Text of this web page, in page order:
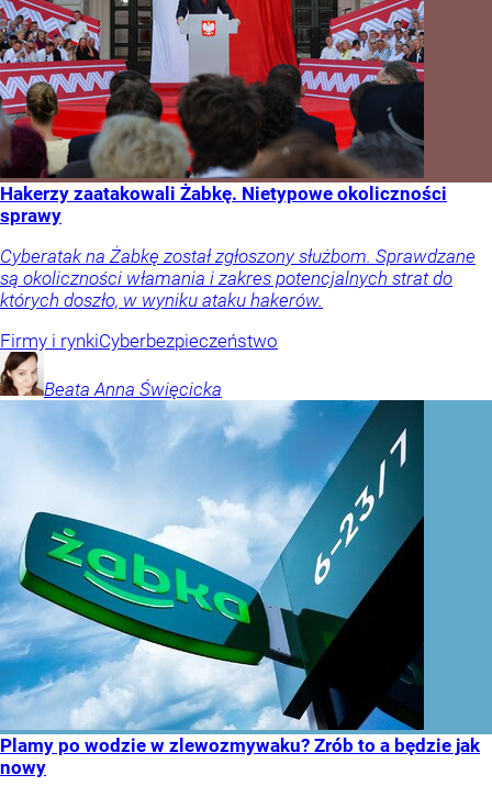
Hakerzy zaatakowali Żabkę. Nietypowe okoliczności
sprawy
Cyberatak na Żabkę został zgłoszony służbom. Sprawdzane
są okoliczności włamania i zakres potencjalnych strat do
których doszło, w wyniku ataku hakerów.
Firmy i rynkiCyberbezpieczeństwo
Beata Anna Święcicka
Plamy po wodzie w zlewozmywaku? Zrób to a będzie jak
nowy